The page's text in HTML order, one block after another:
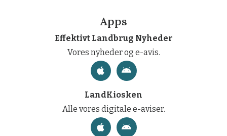
Apps
Effektivt Landbrug Nyheder
Vores nyheder og e-avis.
LandKiosken
Alle vores digitale e-aviser.